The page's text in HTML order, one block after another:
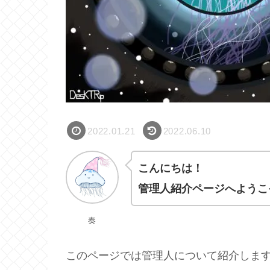
2022.01.21 2022.06.10
奏
こんにちは！
管理人紹介ページへよう
このページでは管理人について紹介しま